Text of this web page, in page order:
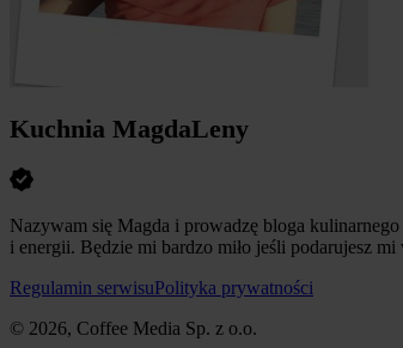
Kuchnia MagdaLeny
Nazywam się Magda i prowadzę bloga
i energii. Będzie mi bardzo miło jeśli podarujesz
Regulamin serwisuPolityka prywatności
© 2026, Coffee Media Sp. z o.o.